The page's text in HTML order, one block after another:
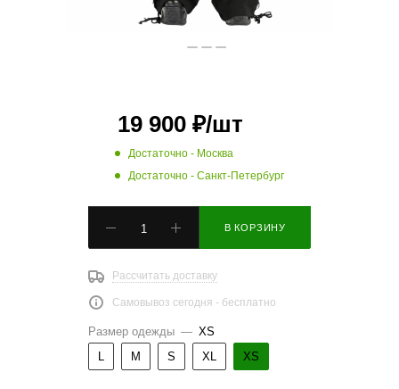
19 900 ₽/шт
Достаточно - Москва
Достаточно - Санкт-Петербург
В КОРЗИНУ
Рассчитать доставку
Самовывоз сегодня - бесплатно
Размер одежды — XS
L
M S XL XS